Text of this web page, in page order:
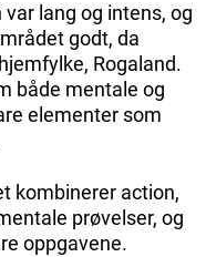
lang og intens, og
godt, da
Rogaland.
både mentale og
elementer som
kombinerer action,
prøvelser, og
oppgavene.